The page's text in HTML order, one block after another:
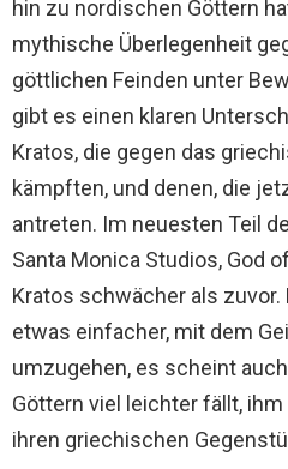
hin zu nordischen Göttern
mythische Überlegenheit
göttlichen Feinden unter
gibt es einen klaren
Kratos, die gegen das
kämpften, und denen, die
antreten. Im neuesten Teil
Santa Monica Studios, God
Kratos schwächer als
etwas einfacher, mit dem
umzugehen, es scheint
Göttern viel leichter fällt,
ihren griechischen